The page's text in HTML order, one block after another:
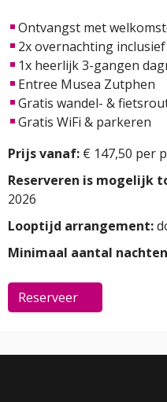
Ontvangst met
2x overnachting
1x heerlijk 3-gangen
Entree Musea Zutphen
Gratis wandel- &
Gratis WiFi & parkeren
Prijs vanaf: € 147,50 per
Reserveren is mogelijk
2026
Looptijd arrangement:
Minimaal aantal
Reserveer